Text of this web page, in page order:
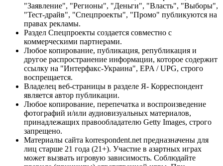
"Заявление", "Регионы", "Деньги", "Власть", "Выборы",
"Тест-драйв", "Спецпроекты", "Промо" публикуются на
правах рекламы.
Раздел Спецпроекты создается совместно с
коммерческими партнерами.
Любое копирование, публикация, републикация и
другое распространение информации, которое содержит
ссылку на "Интерфакс-Украина", EPA / UPG, строго
воспрещается.
Владелец веб-страницы в разделе Я- Корреспондент
является автор публикации.
Любое копирование, перепечатка и воспроизведение
фотографий и/или аудиовизуальных материалов,
принадлежащих правообладателю Getty Images, строго
запрещено.
Материалы сайта korrespondent.net предназначены для
лиц старше 21 года (21+). Участие в азартных играх
может вызвать игровую зависимость. Соблюдайте